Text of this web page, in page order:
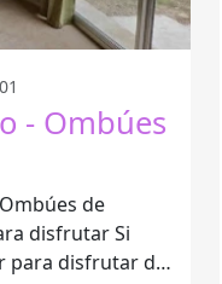
- Ombúes
de
disfrutar Si
para disfrutar de